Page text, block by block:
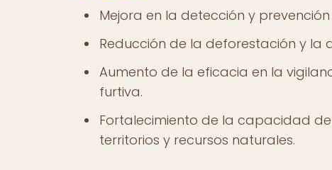
Mejora en la detección y
Reducción de la deforestación y
Aumento de la eficacia en la
furtiva.
Fortalecimiento de la capacidad
territorios y recursos naturales.